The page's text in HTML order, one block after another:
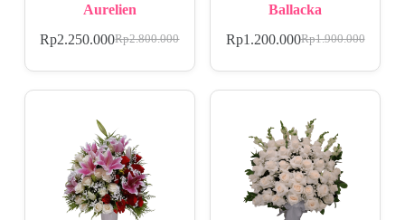
Aurelien
Rp2.800.000
Rp2.250.000
Ballacka
Rp1.900.000
Rp1.200.000